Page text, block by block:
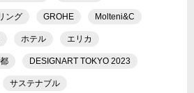
ング GROHE Molteni&C
ホテル エリカ
DESIGNART TOKYO 2023
サステナブル